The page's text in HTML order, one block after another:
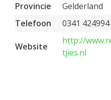
Provincie
Gelderland
Telefoon
0341 424994
Website
http://
tjies.nl